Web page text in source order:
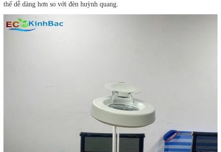
thế dễ dàng hơn so với đèn huỳnh quang.